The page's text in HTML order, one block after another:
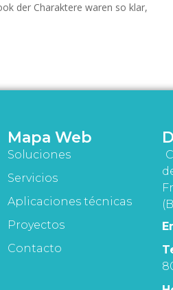
der Charaktere waren so klar,
Mapa Web
Soluciones
Servicios
Aplicaciones técnicas
Proyectos
Contacto